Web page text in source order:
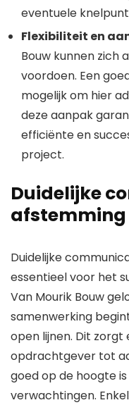
eventuele
Flexibiliteit en
Bouw kunnen zich
voordoen. Een
mogelijk om hier
deze aanpak
efficiënte en
project.
Duidelijke
afstemming
Duidelijke
essentieel voor het
Van Mourik Bouw
samenwerking
open lijnen. Dit
opdrachtgever tot
goed op de hoogte
verwachtingen.